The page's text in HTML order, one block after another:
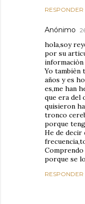
RESPONDER
Anónimo
hola,soy
por su
Yo tambièn
años y es
es,me han
que era del
quisieron
tronco
porque
He de decir
Comprendo
porque se
RESPONDER